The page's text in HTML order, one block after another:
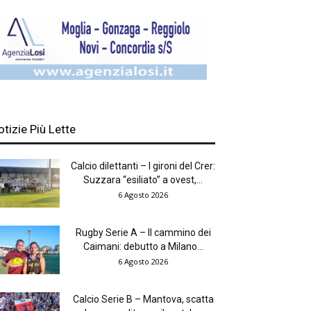
Più Lette
Calcio dilettanti – I gironi del Crer:
Suzzara “esiliato” a ovest,...
6 Agosto 2026
Rugby Serie A – Il cammino dei
Caimani: debutto a Milano...
6 Agosto 2026
Calcio Serie B – Mantova, scatta